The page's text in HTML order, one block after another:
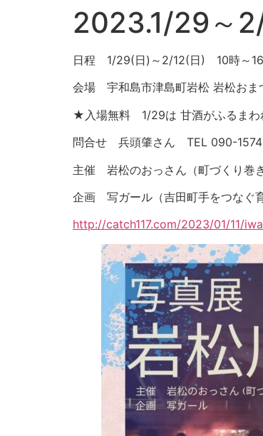
2023.1/29～
日程 1/29(日)～2/12(日) 10時～
会場 宇和島市津島町岩松 岩松おま
★入場無料 1/29は 甘酒がふるまわ
問合せ 兵頭肇さん TEL 090-
主催 岩松のおっさん（町づくり巻
企画 写ガール（吉田町手をつなぐ
http://catch117.com/2023/01/11/